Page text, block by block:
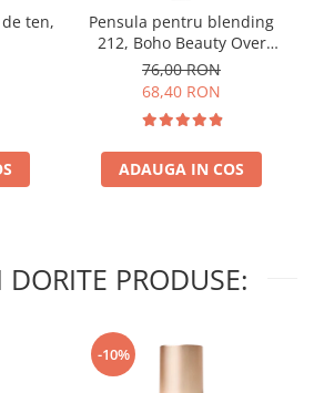
ten,
Pensula pentru blending
212, Boho Beauty Over
Shader
76,00 RON
68,40 RON
ADAUGA IN COS
DORITE PRODUSE:
-10%